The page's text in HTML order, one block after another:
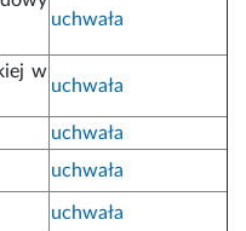
uchwała
w
uchwała
uchwała
uchwała
uchwała